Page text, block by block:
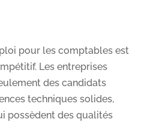
pour les comptables est
Les entreprises
des candidats
techniques solides,
possèdent des qualités